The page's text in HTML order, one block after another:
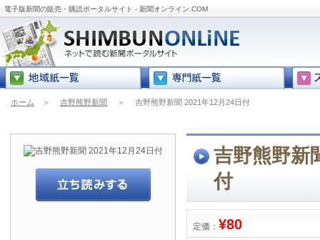
電子版新聞の販売・購読ポータルサイト - 新聞オンライン.COM
ホーム ＞ 吉野熊野新聞 ＞ 吉野熊野新聞 2021年12月24日付
吉野熊野新
付
定価： ¥80